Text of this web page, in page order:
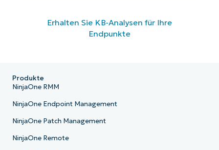
Erhalten Sie KB-Analysen für Ihre
Endpunkte
Produkte
NinjaOne RMM
NinjaOne Endpoint Management
NinjaOne Patch Management
NinjaOne Remote